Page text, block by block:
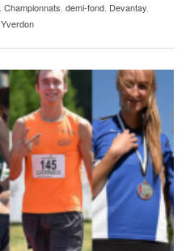
Championnats demi-fond Devantay
Yverdon